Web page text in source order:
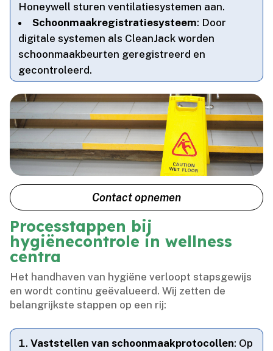
Honeywell sturen ventilatiesystemen aan.​
Schoonmaakregistratiesysteem: Door
digitale systemen als CleanJack worden
schoonmaakbeurten geregistreerd en
gecontroleerd.​
Contact opnemen
Processtappen bij
hygiënecontrole in wellness
centra
Het handhaven van hygiëne verloopt stapsgewijs
en wordt continu geëvalueerd.​ Wij zetten de
belangrijkste stappen op een rij:
Vaststellen van schoonmaakprotocollen: Op